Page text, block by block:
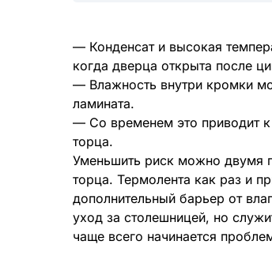
— Конденсат и высокая
когда дверца открыта после
— Влажность внутри кромки
ламината.
— Со временем это приводит
торца.
Уменьшить риск можно двумя
торца. Термолента как раз и
дополнительный барьер от
уход за столешницей, но
чаще всего начинается